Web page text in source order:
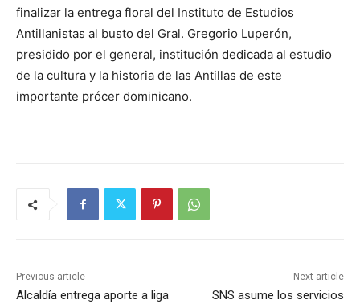
finalizar la entrega floral del Instituto de Estudios
Antillanistas al busto del Gral. Gregorio Luperón,
presidido por el general, institución dedicada al estudio
de la cultura y la historia de las Antillas de este
importante prócer dominicano.
Previous article
Alcaldía entrega aporte a liga
Next article
SNS asume los servicios